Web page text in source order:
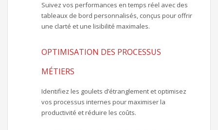
Suivez vos performances en temps réel avec des
tableaux de bord personnalisés, conçus pour offrir
une clarté et une lisibilité maximales.
OPTIMISATION DES PROCESSUS
MÉTIERS
Identifiez les goulets d’étranglement et optimisez
vos processus internes pour maximiser la
productivité et réduire les coûts.